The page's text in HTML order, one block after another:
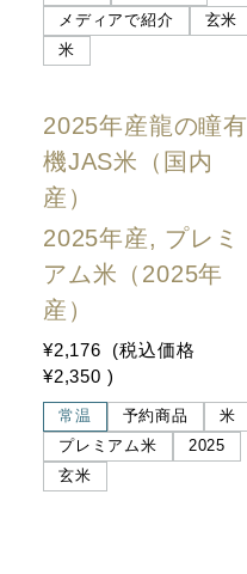
メディアで紹介
玄米
米
2025年産龍の瞳有
機JAS米（国内
産）
2025年産, プレミ
アム米（2025年
産）
¥2,176
(税込価格
¥2,350 )
常温 予約商品
米
プレミアム米
2025
玄米